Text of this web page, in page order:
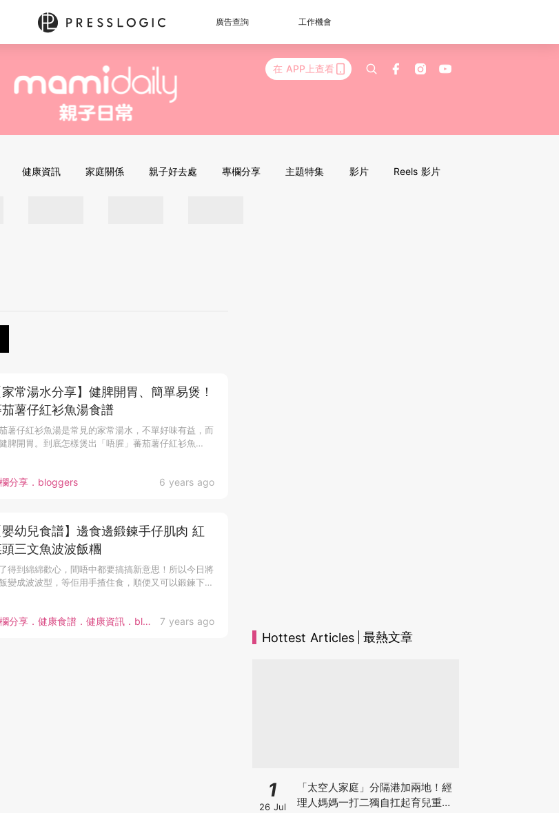
廣告查詢 工作機會
在 APP上查看
健康資訊 家庭關係 親子好去處 專欄分享 主題特集 影片 Reels 影片
分享．bloggers 6 years ago
家常湯水分享】健脾開胃、簡單易煲！
薯仔紅衫魚湯食譜
薯仔紅衫魚湯是常見的家常湯水，不單好味有益，而
脾開胃。到底怎樣煲出「唔腥」蕃茄薯仔紅衫魚
專欄分享．健康食譜．健康資訊．bloggers．兒童健康 7 years ago
嬰幼兒食譜】邊食邊鍛鍊手仔肌肉 紅
三文魚波波飯糰
得到綿綿歡心，間唔中都要搞搞新意思！所以今日將
變成波波型，等佢用手揸住食，順便又可以鍛鍊下
Hottest Articles 最熱文章
1
26 Jul
「太空人家庭」分隔港加兩地！經
理人媽媽一打二獨自扛起育兒重